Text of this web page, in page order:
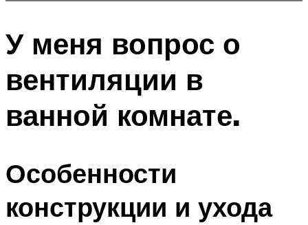
У меня вопрос о
вентиляции в
ванной комнате.
Особенности
конструкции и ухода